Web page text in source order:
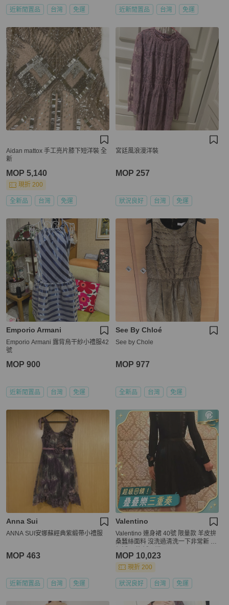
近新閒置品 台灣 免運 近新閒置品 台灣 免運
Aidan mattox 手工亮片膝下短洋裝 全
新
MOP 5,140
現折 200
全新品 台灣 免運
宮廷風浪漫洋裝
MOP 257
狀況良好 台灣 免運
Emporio Armani
Emporio Armani 露背烏干紗小禮服42
號
MOP 900
近新閒置品 台灣 免運
See By Chloé
See by Chole
MOP 977
全新品 台灣 免運
Anna Sui
ANNA SUI安娜蘇經典紫緞帶小禮服
MOP 463
近新閒置品 台灣 免運
Valentino
Valentino 連身裙 40號 限量款 羊皮拚
桑蠶絲面料 沒洗過清洗一下非常新 原
MOP 10,023
現折 200
狀況良好 台灣 免運